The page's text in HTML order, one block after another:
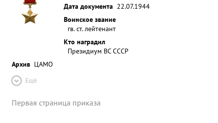
Дата документа 22.07.1944
Воинское звание
гв. ст. лейтенант
Кто наградил
Президиум ВС СССР
Архив ЦАМО
Ещё
Первая страница приказа